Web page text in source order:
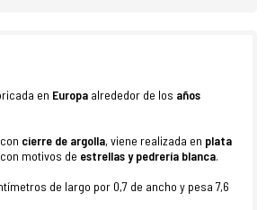
en Europa alrededor de los años
cierre de argolla, viene realizada en plata
motivos de estrellas y pedrería blanca.
de largo por 0,7 de ancho y pesa 7,6